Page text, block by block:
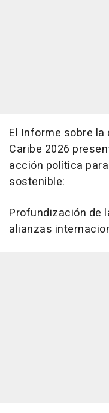
El Informe sobre
Caribe 2026
acción política
sostenible:
Profundización de
alianzas